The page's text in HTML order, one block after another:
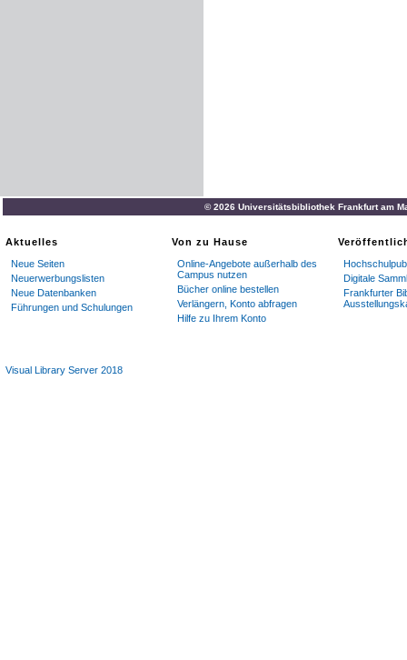
© 2026 Universitätsbibliothek Frankfurt am
Aktuelles
Neue Seiten
Neuerwerbungslisten
Neue Datenbanken
Führungen und Schulungen
Von zu Hause
Online-Angebote außerhalb des
Campus nutzen
Bücher online bestellen
Verlängern, Konto abfragen
Hilfe zu Ihrem Konto
Digitale
Frankfurter
Visual Library Server 2018